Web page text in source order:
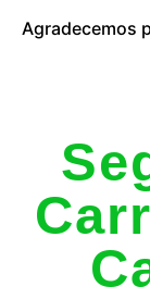
Agradecemos